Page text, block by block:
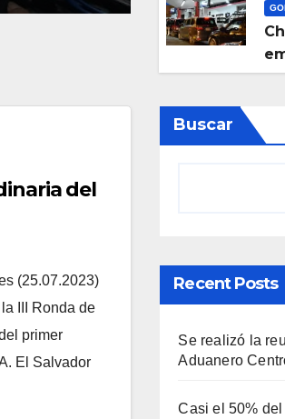
del
(25.07.2023)
III Ronda de
primer
El Salvador
Buscar
Recent Posts
Se realizó la
Aduanero
Casi el 50%